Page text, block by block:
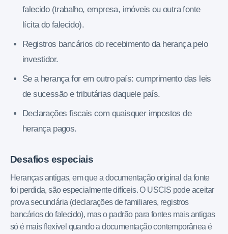
falecido (trabalho, empresa, imóveis ou outra fonte
lícita do falecido).
Registros bancários do recebimento da herança pelo
investidor.
Se a herança for em outro país: cumprimento das leis
de sucessão e tributárias daquele país.
Declarações fiscais com quaisquer impostos de
herança pagos.
Desafios especiais
Heranças antigas, em que a documentação original da fonte
foi perdida, são especialmente difíceis. O USCIS pode aceitar
prova secundária (declarações de familiares, registros
bancários do falecido), mas o padrão para fontes mais antigas
só é mais flexível quando a documentação contemporânea é